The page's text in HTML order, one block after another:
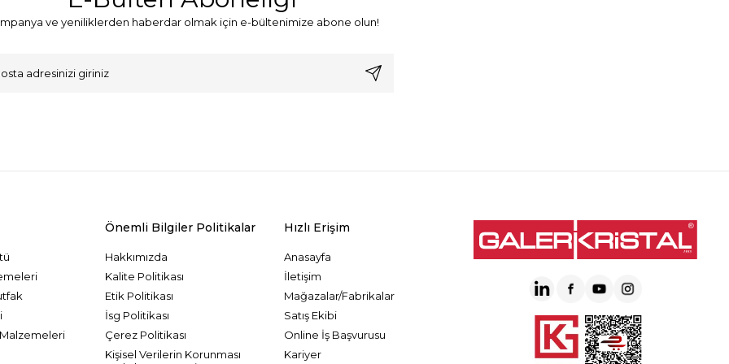
ve yeniliklerden haberdar olmak için e-bültenimize abone olun!
Önemli Bilgiler Politikalar
Hakkımızda
Kalite Politikası
Etik Politikası
İsg Politikası
Çerez Politikası
Kişisel Verilerin Korunması
Hızlı Erişim
Anasayfa
İletişim
Mağazalar/Fabrikalar
Satış Ekibi
Online İş Başvurusu
Kariyer